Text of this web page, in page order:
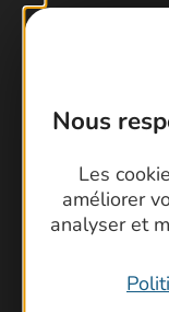
Nous
Les
améliorer
analyser et